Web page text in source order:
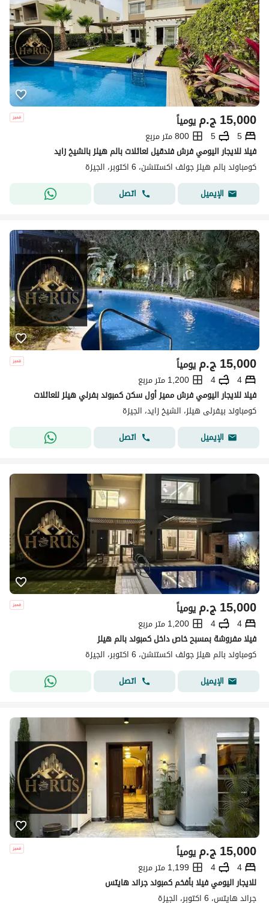
ج.م15,000 يومياً
5
5
800 متر مربع
فيلا للايجار اليومي فرش فندقيل لعائلات بالم هيلز بالشيخ زايد
كومباوند بالم هيلز جولف اكستنشن، 6 اكتوبر، الجيزة
الإيميل
اتصل
ج.م15,000 يومياً
4
4
1,200 متر مربع
فيلا للايجار اليومي فرش مميز أول سكن كمبوند بفرلي هيلز للعائلات
كومباوند بيفرلى هيلز، الشيخ زايد، الجيزة
الإيميل
اتصل
ج.م15,000 يومياً
4
4
1,200 متر مربع
فيلا مفروشة بمسبح خاص داخل كمبوند بالم هيلز
كومباوند بالم هيلز جولف اكستنشن، 6 اكتوبر، الجيزة
الإيميل
اتصل
ج.م15,000 يومياً
4
4
1,199 متر مربع
للايجار اليومي فيلا بأفخم كمبوند جراند هايتس
جراند هايتس، 6 اكتوبر، الجيزة